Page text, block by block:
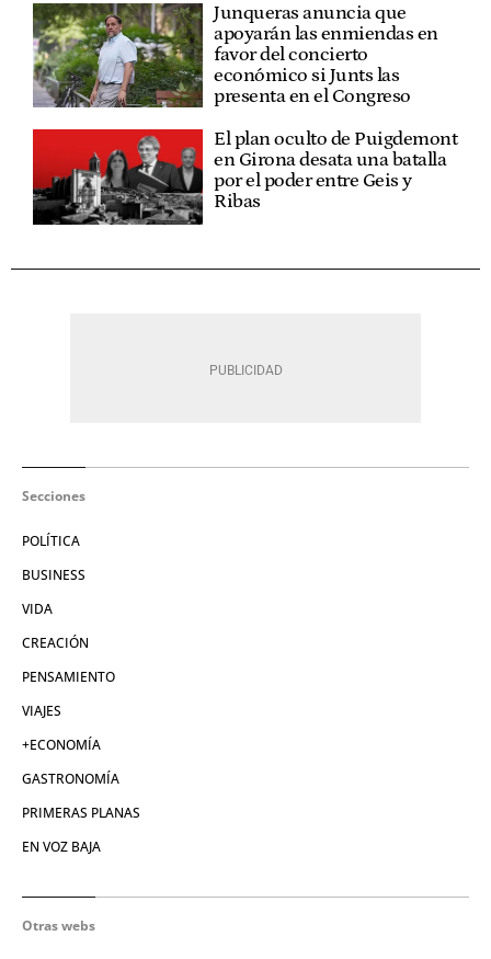
Junqueras anuncia que
apoyarán las enmiendas en
favor del concierto
económico si Junts las
presenta en el Congreso
El plan oculto de Puigdemont
en Girona desata una batalla
por el poder entre Geis y
Ribas
Secciones
POLÍTICA
BUSINESS
VIDA
CREACIÓN
PENSAMIENTO
VIAJES
+ECONOMÍA
GASTRONOMÍA
PRIMERAS PLANAS
EN VOZ BAJA
Otras webs